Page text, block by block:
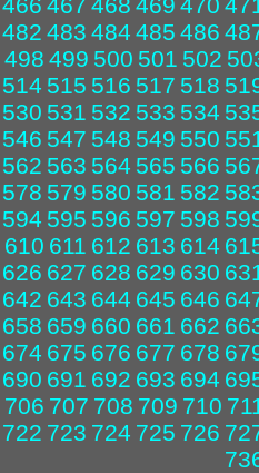
482 483 484 485 486
498 499 500 501 502
514 515 516 517 518
530 531 532 533 534
546 547 548 549 550
562 563 564 565 566
578 579 580 581 582
594 595 596 597 598
610 611 612 613 614
626 627 628 629 630
642 643 644 645 646
658 659 660 661 662
674 675 676 677 678
690 691 692 693 694
706 707 708 709 710
722 723 724 725 726